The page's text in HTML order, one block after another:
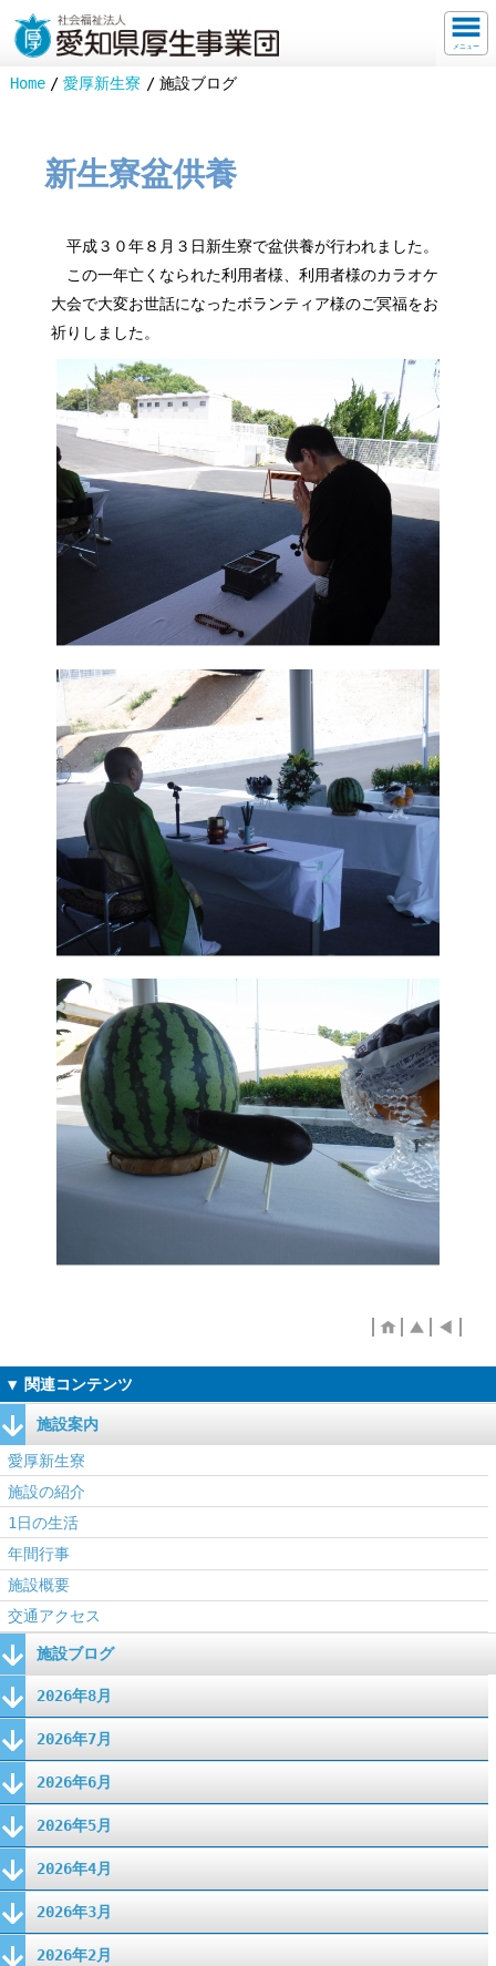
メニュー
Home 愛厚新生寮 施設ブログ
新生寮盆供養
平成３０年８月３日新生寮で盆供養が行われました。
この一年亡くなられた利用者様、利用者様のカラオケ
大会で大変お世話になったボランティア様のご冥福をお
祈りしました。
施設案内
愛厚新生寮
施設の紹介
1日の生活
年間行事
施設概要
交通アクセス
施設ブログ
2026年8月
2026年7月
2026年6月
2026年5月
2026年4月
2026年3月
2026年2月